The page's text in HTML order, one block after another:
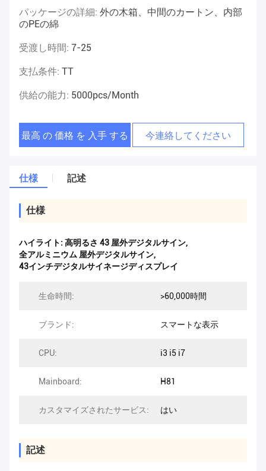
パッケージの詳細: 外の木箱、中間のカートン、内部
のPEの綿
受渡し時間: 7-25
支払条件: TT
供給の能力: 5000pcs/month
最高 の 価格 を 入手 する 今連絡してください
仕様 記述
仕様
ハイライト: 高明るさ 43 屋外デジタルサイン,
全アルミニウム 屋外デジタルサイン,
43インチデジタルサイネージディスプレイ
生命時間: >60,000時間
ブランド: スマートな表示
CPU: i3 i5 i7
Mainboard: H81
カスタマイズされたサービス: はい
記述